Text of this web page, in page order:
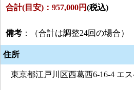
合計(目安)：957,000円(税込)
備考 ：（合計は調整24回の場合）
住所
東京都江戸川区西葛西6-16-4 エ